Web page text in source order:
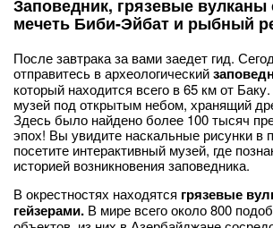
Заповедник, грязевые вулканы
мечеть Биби-Эйбат и рыбный
После завтрака за вами заедет гид.
отправитесь в археологический
который находится всего в 65 км от
музей под открытым небом, хранящий
Здесь было найдено более 100 тысяч
эпох! Вы увидите наскальные рисунки в
посетите интерактивный музей, где
историей возникновения заповедника.
В окрестностях находятся грязевые
гейзерами. В мире всего около 800